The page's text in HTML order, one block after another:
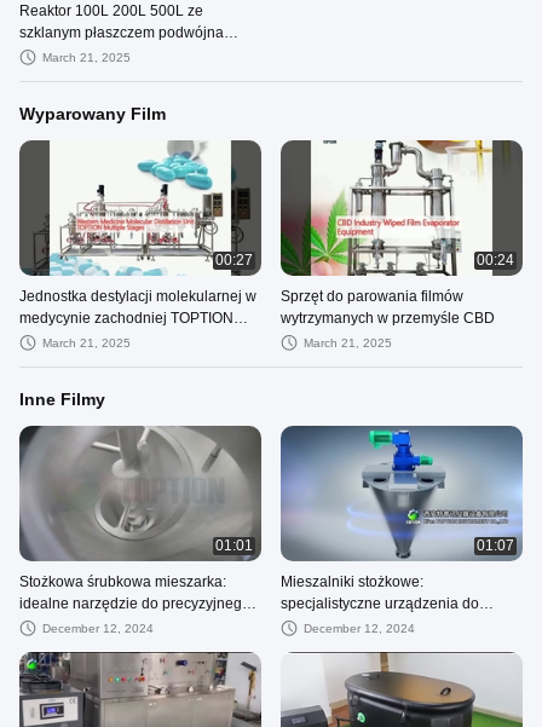
Reaktor 100L 200L 500L ze
szklanym płaszczem podwójna
warstwa
March 21, 2025
Wyparowany Film
00:27
Jednostka destylacji molekularnej w
medycynie zachodniej TOPTION
Wielokrotne etapy
March 21, 2025
00:24
Sprzęt do parowania filmów
wytrzymanych w przemyśle CBD
March 21, 2025
Inne Filmy
01:01
Stożkowa śrubkowa mieszarka:
idealne narzędzie do precyzyjnego
mieszania i mieszania
December 12, 2024
01:07
Mieszalniki stożkowe:
specjalistyczne urządzenia do
skutecznego mieszania
December 12, 2024